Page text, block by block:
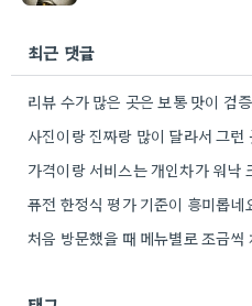
최근 댓글
사진이랑 진짜랑 많이 달라서 그